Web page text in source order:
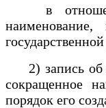
в
2) запись об
сокращенное
порядок его